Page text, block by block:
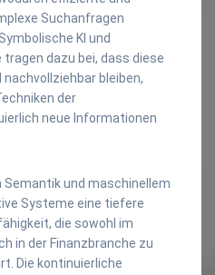
Suchanfragen
KI und
dazu bei, dass diese
bleiben,
der
neue Informationen
Semantik und maschinellem
Systeme eine tiefere
die sowohl im
in der Finanzbranche zu
Die kontinuierliche